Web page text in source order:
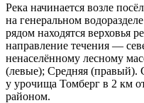
Река начинается возле
на генеральном
рядом находятся верховья
направление течения —
ненаселённому лесному
(левые); Средняя (правый).
у урочища Томберг в 2 км
районом.